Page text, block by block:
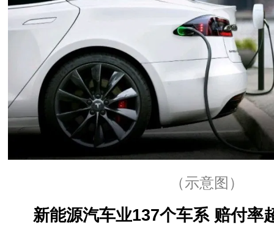
（示意图）
新能源汽车业137个车系 赔付率